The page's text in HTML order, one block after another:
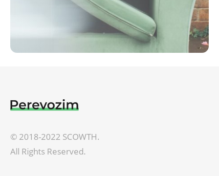
© 2018-2022 SCOWTH.
All Rights Reserved.